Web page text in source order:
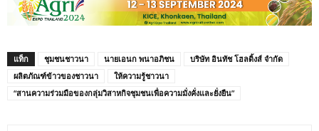
แท็ก ชุมชนชาวนา นายเอนก พนาอภิชน
บริษัท อินทัช โฮลดิ้งส์ จำกัด
ผลิตภัณฑ์ข้าวของชาวนา
ให้ความรู้ชาวนา
“สานความร่วมมือของกลุ่มวิสาหกิจชุมชนเพื่อความมั่งคั่งและยั่งยืน”